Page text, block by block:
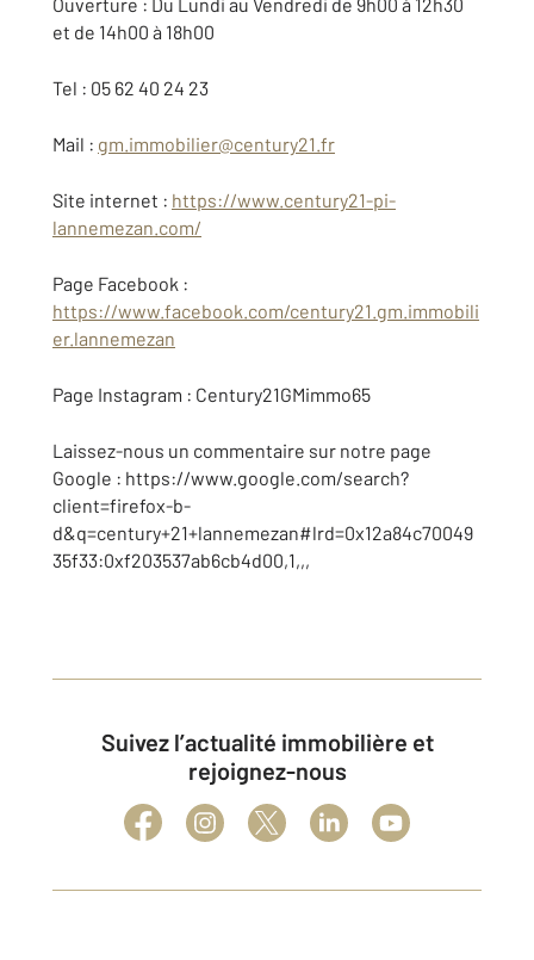
et de 14h00 à 18h00
Tel : 05 62 40 24 23
Mail : gm.immobilier@century21.fr
Site internet : https://www.century21-pi-
lannemezan.com/
Page Facebook :
https://www.facebook.com/century21.gm.immobili
er.lannemezan
Page Instagram : Century21GMimmo65
Laissez-nous un commentaire sur notre page
Google : https://www.google.com/search?
client=firefox-b-
d&q=century+21+lannemezan#lrd=0x12a84c70049
35f33:0xf203537ab6cb4d00,1,,,
Suivez l’actualité immobilière et
rejoignez-nous